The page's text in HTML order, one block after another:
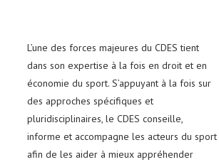
L’une des forces majeures du CDES tient
dans son expertise à la fois en droit et en
économie du sport. S’appuyant à la fois sur
des approches spécifiques et
pluridisciplinaires, le CDES conseille,
informe et accompagne les acteurs du sport
afin de les aider à mieux appréhender